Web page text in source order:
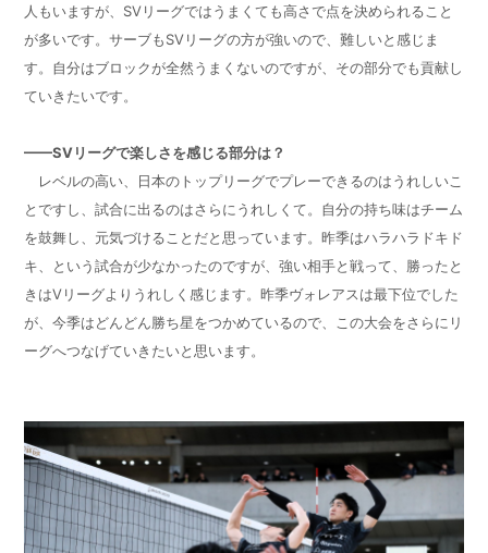
人もいますが、 SVリーグではうまくても高さで点を決められること
が多いです。サーブもSVリーグの方が強いので、難しいと感じま
す。自分はブロックが全然うまくないのですが、その部分でも貢献し
ていきたいです。
——SVリーグで楽しさを感じる部分は？
レベルの高い、日本のトップリーグでプレーできるのはうれしいこ
とですし、試合に出るのはさらにうれしくて。自分の持ち味はチーム
を鼓舞し、元気づけることだと思っています。昨季はハラハラドキド
キ、という試合が少なかったのですが、強い相手と戦って、勝ったと
きはVリーグよりうれしく感じます。昨季ヴォレアスは最下位でした
が、今季はどんどん勝ち星をつかめているので、この大会をさらにリ
ーグへつなげていきたいと思います。